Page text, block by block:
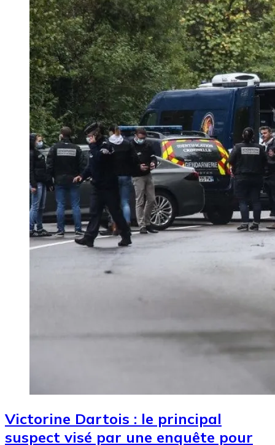
Victorine Dartois : le principal
suspect visé par une enquête pour